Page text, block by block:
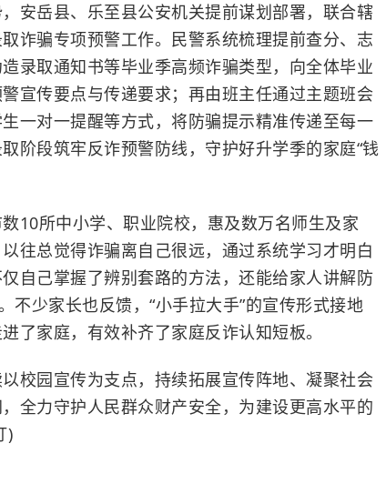
安岳县、乐至县公安机关提前谋划部署，联合辖
诈骗专项预警工作。民警系统梳理提前查分、志
录取通知书等毕业季高频诈骗类型，向全体毕业
宣传要点与传递要求；再由班主任通过主题班会
一对一提醒等方式，将防骗提示精准传递至每一
阶段筑牢反诈预警防线，守护好升学季的家庭“钱
10所中小学、职业院校，惠及数万名师生及家
往总觉得诈骗离自己很远，通过系统学习才明白
自己掌握了辨别套路的方法，还能给家人讲解防
不少家长也反馈，“小手拉大手”的宣传形式接地
了家庭，有效补齐了家庭反诈认知短板。
校园宣传为支点，持续拓展宣传阵地、凝聚社会
全力守护人民群众财产安全，为建设更高水平的
)